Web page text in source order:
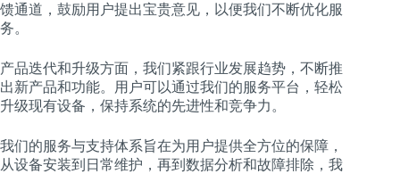
馈通道，鼓励用户提出宝贵意见，以便我们不断优化服
务。
产品迭代和升级方面，我们紧跟行业发展趋势，不断推
出新产品和功能。用户可以通过我们的服务平台，轻松
升级现有设备，保持系统的先进性和竞争力。
我们的服务与支持体系旨在为用户提供全方位的保障，
从设备安装到日常维护，再到数据分析和故障排除，我